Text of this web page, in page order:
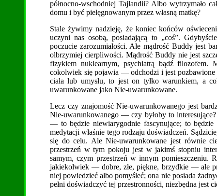
północno-wschodniej Tajlandii? Albo wytrzymało
domu i być pielęgnowanym przez własną matkę?
Stale żywimy nadzieję, że koniec końców
uczyni nas osobą, posiadającą to „coś”.
poczucie zarozumiałości. Ale mądrość Buddy jest
olbrzymiej cierpliwości. Mądrość Buddy nie jest
fizykiem nuklearnym, psychiatrą bądź
cokolwiek się pojawia — odchodzi i jest
ciała lub umysłu, to jest on tylko warunkiem, a
uwarunkowane jako Nie-uwarunkowane.
Lecz czy znajomość Nie-uwarunkowanego jest
Nie-uwarunkowanego — czy byłoby to
— to będzie niewiarygodnie fascynujące; to będzie
medytacji właśnie tego rodzaju doświadczeń.
się do celu. Ale Nie-uwarunkowane jest równie
przestrzeń w tym pokoju jest w jakimś stopniu
samym, czym przestrzeń w innym pomieszczeniu.
jakiekolwiek — dobre, złe, piękne, brzydkie — ale
niej powiedzieć albo pomyśleć; ona nie posiada
pełni doświadczyć tej przestronności, niezbędna jest